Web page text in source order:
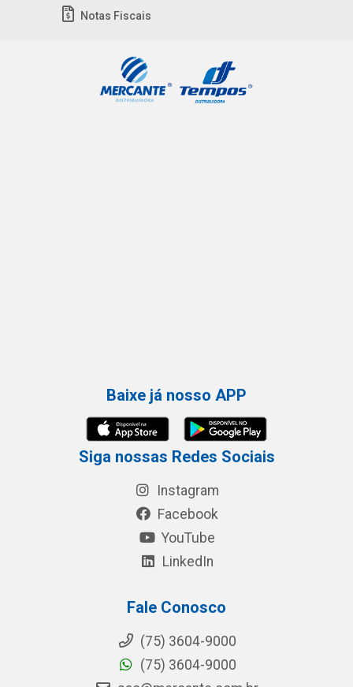
Notas Fiscais
Baixe já nosso APP
Siga nossas Redes Sociais
Instagram
Facebook
YouTube
LinkedIn
Fale Conosco
(75) 3604-9000
(75) 3604-9000